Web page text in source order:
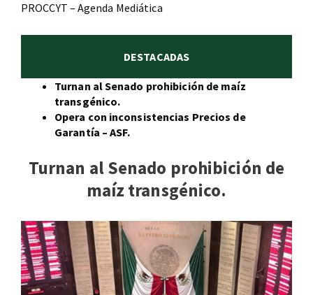
PROCCYT – Agenda Mediática
DESTACADAS
Turnan al Senado prohibición de maíz
transgénico.
Opera con inconsistencias Precios de
Garantía – ASF.
Turnan al Senado prohibición de
maíz transgénico.